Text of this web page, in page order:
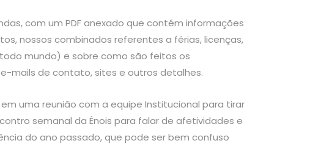
com um PDF anexado que contém informações
nossos combinados referentes a férias, licenças,
mundo) e sobre como são feitos os
mails de contato, sites e outros detalhes.
uma reunião com a equipe Institucional para tirar
semanal da Énois para falar de afetividades e
do ano passado, que pode ser bem confuso